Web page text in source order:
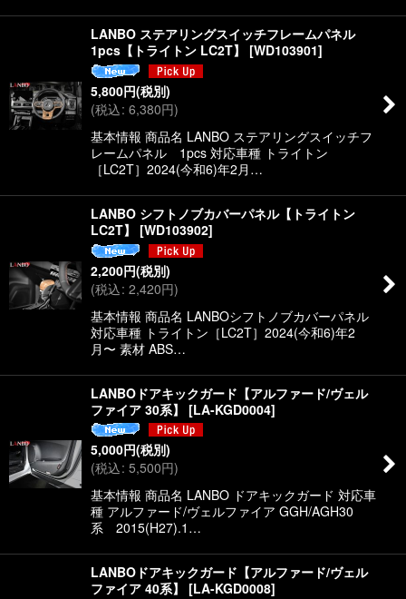
LANBO ステアリングスイッチフレームパネル
1pcs【トライトン LC2T】
[WD103901]
5,800円(税別)
(税込: 6,380円)
基本情報 商品名 LANBO ステアリングスイッチフ
レームパネル 1pcs 対応車種 トライトン
［LC2T］2024(今和6)年2月…
LANBO シフトノブカバーパネル【トライトン
LC2T】
[WD103902]
2,200円(税別)
(税込: 2,420円)
基本情報 商品名 LANBOシフトノブカバーパネル
対応車種 トライトン［LC2T］2024(今和6)年2
月〜 素材 ABS…
LANBOドアキックガード【アルファード/ヴェル
ファイア 30系】
[LA-KGD0004]
5,000円(税別)
(税込: 5,500円)
基本情報 商品名 LANBO ドアキックガード 対応車
種 アルファード/ヴェルファイア GGH/AGH30
系 2015(H27).1…
LANBOドアキックガード【アルファード/ヴェル
ファイア 40系】
[LA-KGD0008]